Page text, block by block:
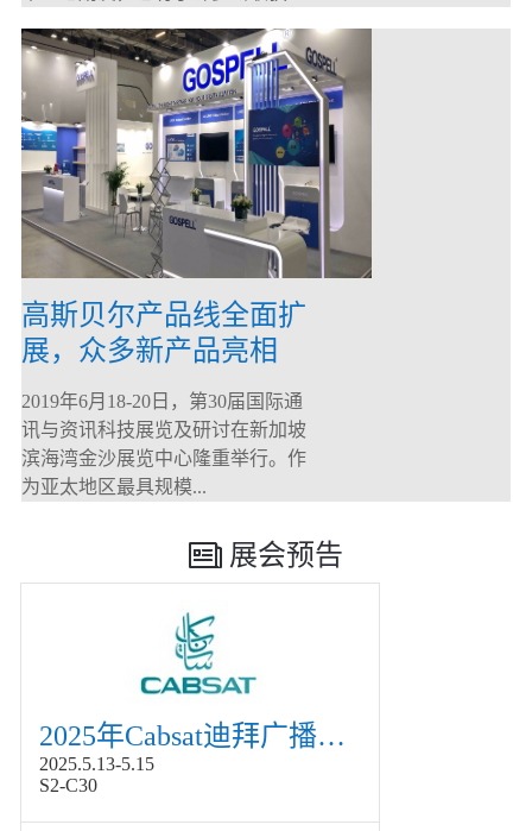
高斯贝尔产品线全面扩
展，众多新产品亮相
CommunicAsia 2019
2019年6月18-20日，第30届国际通
讯与资讯科技展览及研讨在新加坡
滨海湾金沙展览中心隆重举行。作
为亚太地区最具规模...
展会预告
2025年Cabsat迪拜广播电视展
2025.5.13-5.15
S2-C30